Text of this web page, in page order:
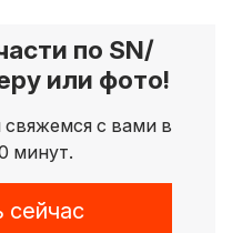
по SN/
или фото!
с вами в
минут.
сейчас